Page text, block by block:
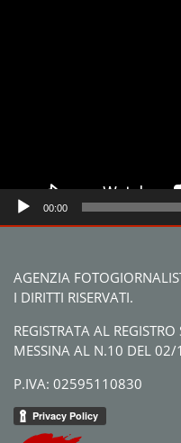
00:00
AGENZIA
I DIRITTI RISERVATI.
REGISTRATA AL
MESSINA AL N.10 DEL
P.IVA: 02595110830